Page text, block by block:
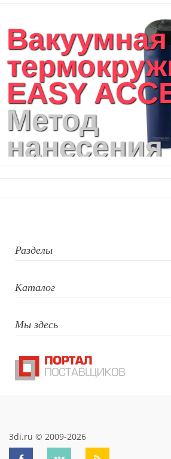
Вакуумная
EASY
Метод
нанесения
круговая
лазер),
(CO2
Разделы
Каталог
Мы здесь
3di.ru © 2009-2026